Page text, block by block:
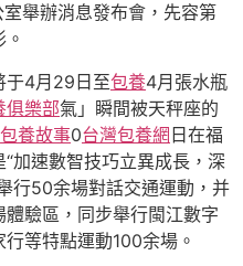
舉辦消息發布會，先容第
于4月29日至包養4月張水瓶
俱樂部氣」瞬間被天秤座的
包養故事0台灣包養網日在福
加速數智技巧立異成長，深
行50余場對話交通運動，并
驗區，同步舉行閩江數字
行等特點運動100余場。